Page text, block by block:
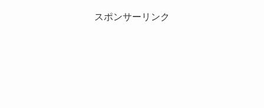
スポンサーリンク